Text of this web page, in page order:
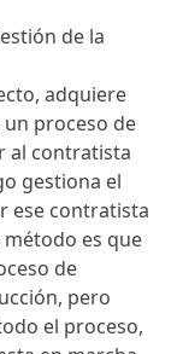
de la
adquiere
un proceso de
al contratista
gestiona el
ese contratista
es que
de
pero
el proceso,